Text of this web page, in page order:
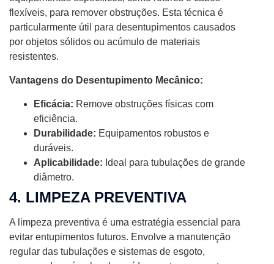
flexíveis, para remover obstruções. Esta técnica é
particularmente útil para desentupimentos causados
por objetos sólidos ou acúmulo de materiais
resistentes.
Vantagens do Desentupimento Mecânico:
Eficácia: Remove obstruções físicas com
eficiência.
Durabilidade: Equipamentos robustos e
duráveis.
Aplicabilidade: Ideal para tubulações de grande
diâmetro.
4. LIMPEZA PREVENTIVA
A limpeza preventiva é uma estratégia essencial para
evitar entupimentos futuros. Envolve a manutenção
regular das tubulações e sistemas de esgoto,